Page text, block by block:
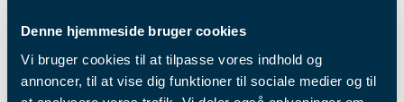
Denne hjemmeside bruger cookies
Vi bruger cookies til at tilpasse vores indhold og
annoncer, til at vise dig funktioner til sociale medier og til
alvor at mærke, at hun måske faktisk kunne tage
den hele vejen til derby.”
Hele vejen til derby